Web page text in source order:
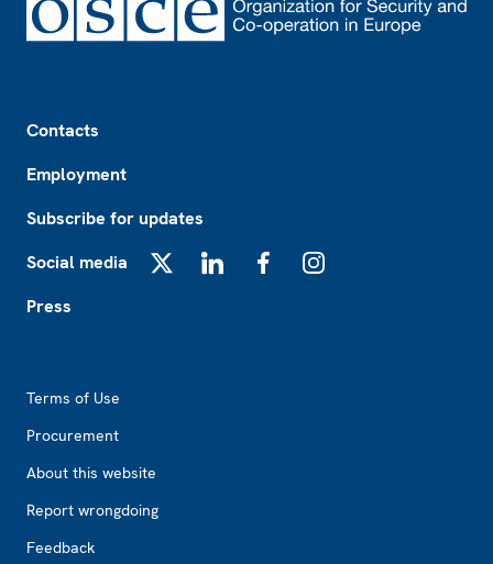
Contacts
Employment
Subscribe for updates
Social media
Press
Terms of Use
Procurement
About this website
Report wrongdoing
Feedback